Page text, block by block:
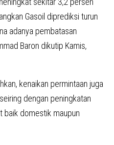
Gasoil diprediksi turun
adanya pembatasan
Baron dikutip Kamis,
kenaikan permintaan juga
dengan peningkatan
baik domestik maupun